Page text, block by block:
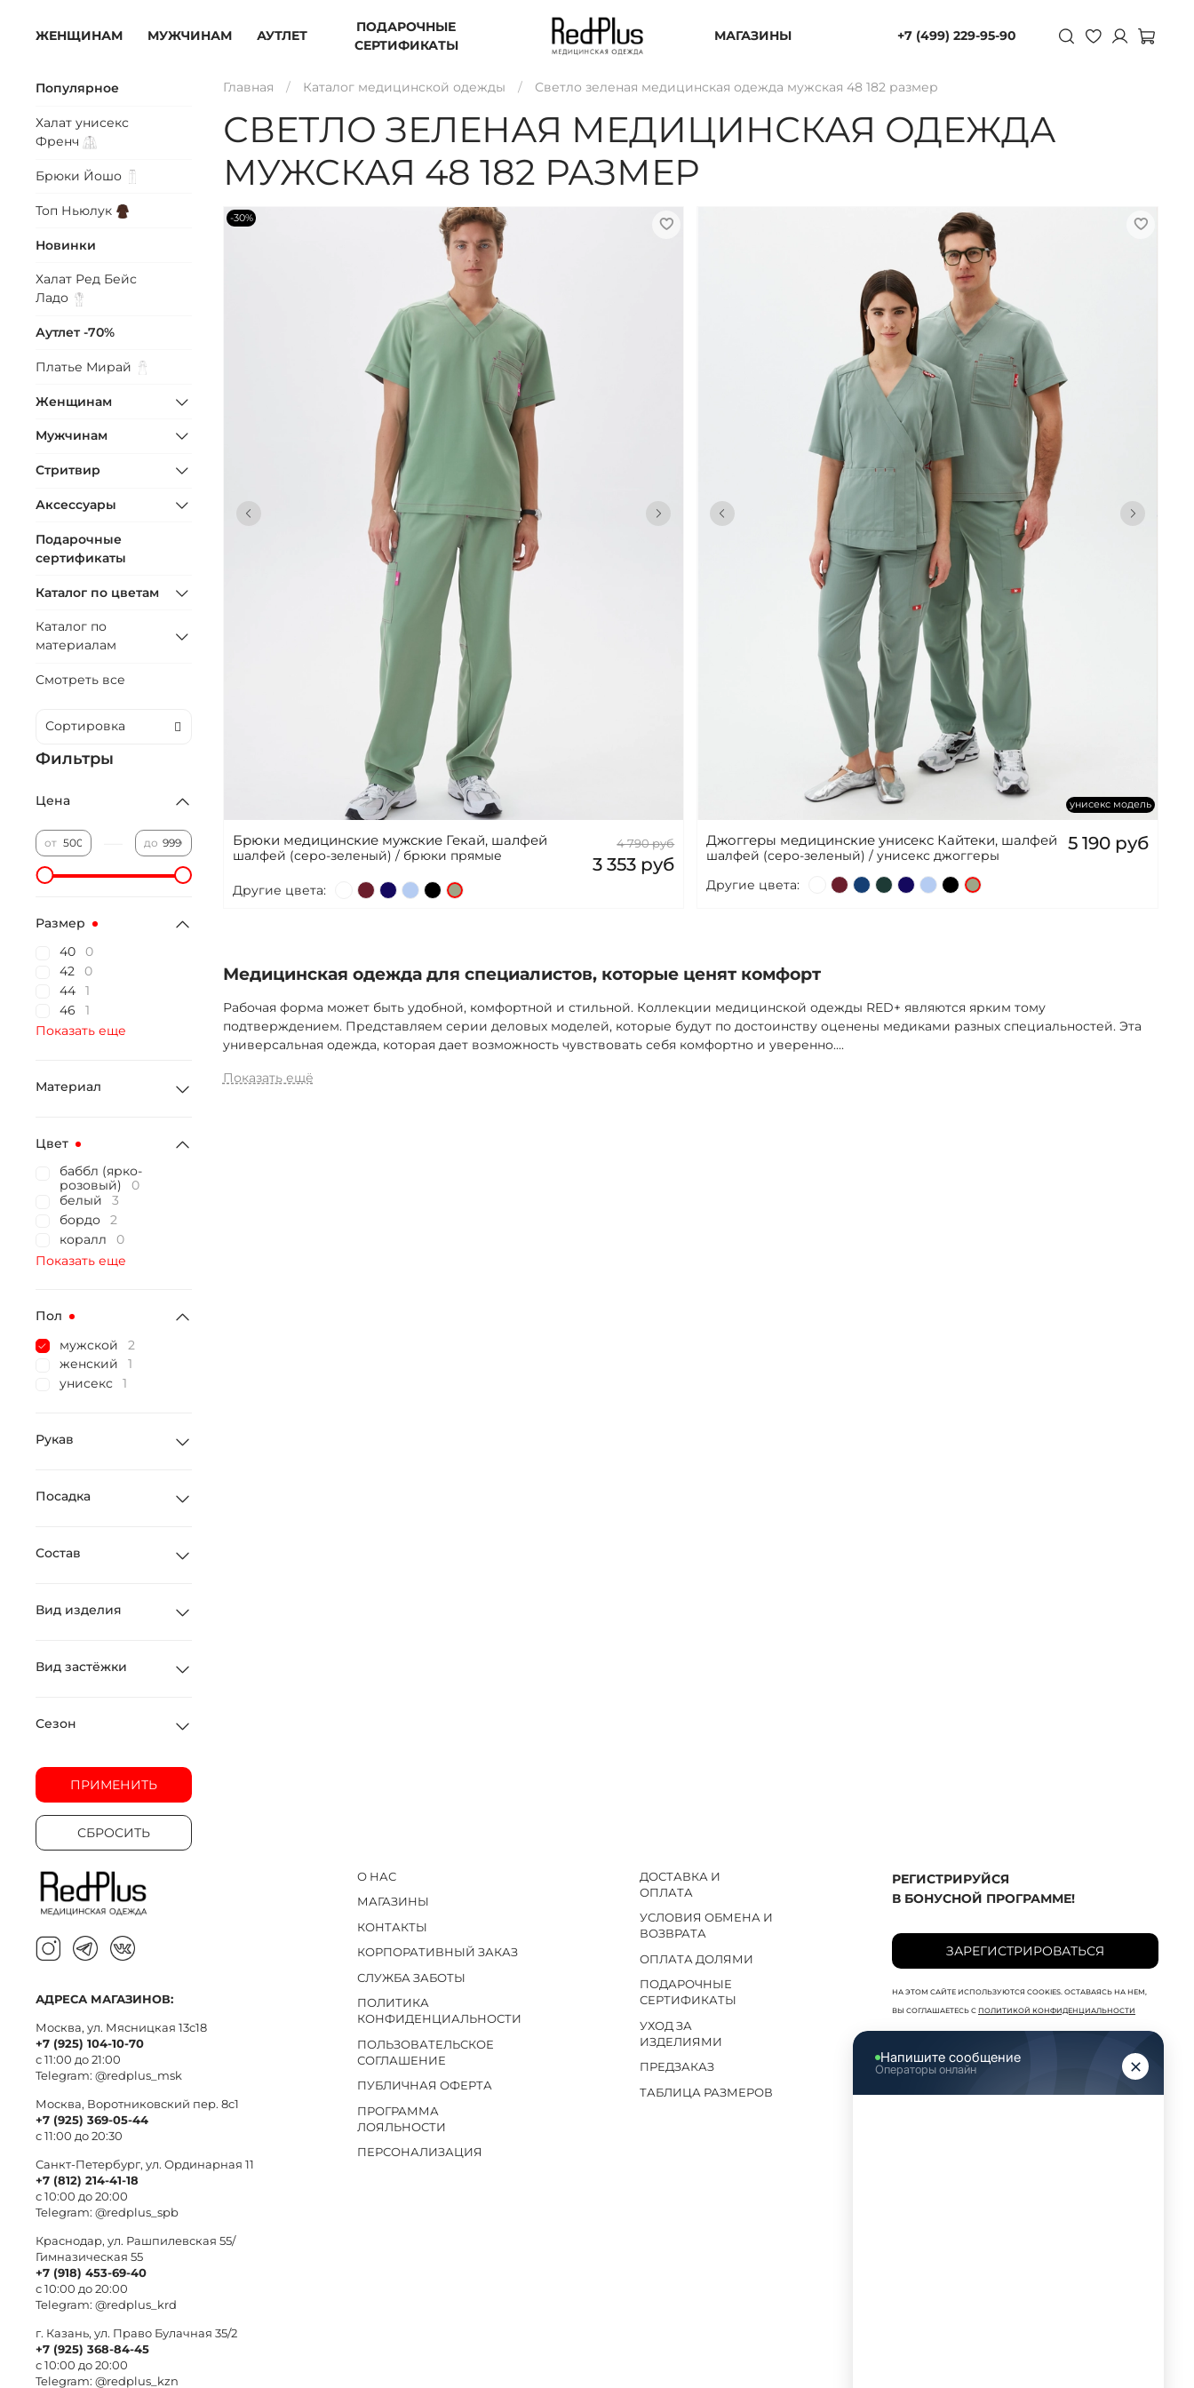
ЖЕНЩИНАМ МУЖЧИНАМ АУТЛЕТ
ПОДАРОЧНЫЕ
СЕРТИФИКАТЫ
МАГАЗИНЫ +7 (499) 229-95-90
Главная Каталог медицинской одежды Светло зеленая медицинская одежда мужская 48 182 размер
СВЕТЛО ЗЕЛЕНАЯ МЕДИЦИНСКАЯ ОДЕЖДА
МУЖСКАЯ 48 182 РАЗМЕР
-30%
Брюки медицинские мужские Гекай, шалфей
шалфей (серо-зеленый) / брюки прямые
4 790 руб
3 353 руб
Другие цвета:
унисекс модель
Джоггеры медицинские унисекс Кайтеки, шалфей
шалфей (серо-зеленый) / унисекс джоггеры
5 190 руб
Другие цвета:
Медицинская одежда для специалистов, которые ценят комфорт
Рабочая форма может быть удобной, комфортной и стильной. Коллекции медицинской одежды RED+ являются ярким тому
подтверждением. Представляем серии деловых моделей, которые будут по достоинству оценены медиками разных специальностей. Эта
универсальная одежда, которая дает возможность чувствовать себя комфортно и уверенно....
Показать ещё
Популярное
Халат унисекс
Френч
Брюки Йошо
Топ Ньюлук
Новинки
Халат Ред Бейс
Ладо
Аутлет -70%
Платье Мирай
Женщинам
Мужчинам
Стритвир
Аксессуары
Подарочные
сертификаты
Каталог по цветам
Каталог по
материалам
Смотреть все
Фильтры
Цена
от до
Размер
40
0
42
0
44
1
46
1
Показать еще
Материал
Цвет
баббл (ярко-
розовый)
0
белый
3
бордо
2
коралл
0
Показать еще
Пол
мужской
2
женский
1
унисекс
1
Рукав
Посадка
Состав
Вид изделия
Вид застёжки
Сезон
ПРИМЕНИТЬ
СБРОСИТЬ
О НАС
МАГАЗИНЫ
КОНТАКТЫ
КОРПОРАТИВНЫЙ ЗАКАЗ
СЛУЖБА ЗАБОТЫ
ПОЛИТИКА
КОНФИДЕНЦИАЛЬНОСТИ
ПОЛЬЗОВАТЕЛЬСКОЕ
СОГЛАШЕНИЕ
ПУБЛИЧНАЯ ОФЕРТА
ПРОГРАММА
ЛОЯЛЬНОСТИ
ПЕРСОНАЛИЗАЦИЯ
ДОСТАВКА И
ОПЛАТА
УСЛОВИЯ ОБМЕНА И
ВОЗВРАТА
ОПЛАТА ДОЛЯМИ
ПОДАРОЧНЫЕ
СЕРТИФИКАТЫ
УХОД ЗА
ИЗДЕЛИЯМИ
ПРЕДЗАКАЗ
ТАБЛИЦА РАЗМЕРОВ
РЕГИСТРИРУЙСЯ
В БОНУСНОЙ ПРОГРАММЕ!
ЗАРЕГИСТРИРОВАТЬСЯ
НА ЭТОМ САЙТЕ ИСПОЛЬЗУЮТСЯ COOKIES. ОСТАВАЯСЬ НА НЕМ,
ВЫ СОГЛАШАЕТЕСЬ С ПОЛИТИКОЙ КОНФИДЕНЦИАЛЬНОСТИ
АДРЕСА МАГАЗИНОВ:
Москва, ул. Мясницкая 13с18
+7 (925) 104-10-70
с 11:00 до 21:00
Telegram: @redplus_msk
Москва, Воротниковский пер. 8c1
+7 (925) 369-05-44
с 11:00 до 20:30
Санкт-Петербург, ул. Ординарная 11
+7 (812) 214-41-18
с 10:00 до 20:00
Telegram: @redplus_spb
Краснодар, ул. Рашпилевская 55/
Гимназическая 55
+7 (918) 453-69-40
с 10:00 до 20:00
Telegram: @redplus_krd
г. Казань, ул. Право Булачная 35/2
+7 (925) 368-84-45
с 10:00 до 20:00
Telegram: @redplus_kzn